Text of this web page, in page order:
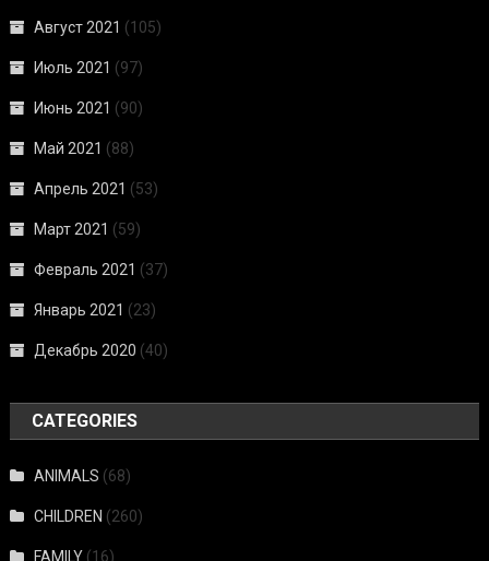
Август 2021 (105)
Июль 2021 (97)
Июнь 2021 (90)
Май 2021 (88)
Апрель 2021 (53)
Март 2021 (59)
Февраль 2021 (37)
Январь 2021 (23)
Декабрь 2020 (40)
CATEGORIES
ANIMALS (68)
CHILDREN (260)
FAMILY (16)